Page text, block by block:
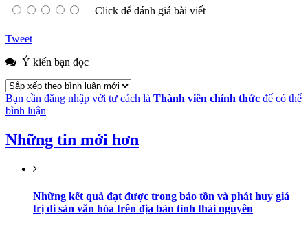
Click để đánh giá bài viết
Tweet
Ý kiến bạn đọc
Bạn cần đăng nhập với tư cách là Thành viên chính thức để có thể
bình luận
Những tin mới hơn
Những kết quả đạt được trong bảo tồn và phát huy giá
trị di sản văn hóa trên địa bàn tỉnh thái nguyên